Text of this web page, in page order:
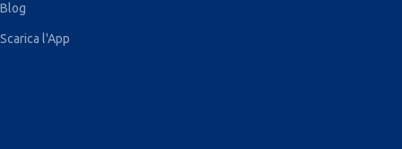
Blog
Scarica l'App